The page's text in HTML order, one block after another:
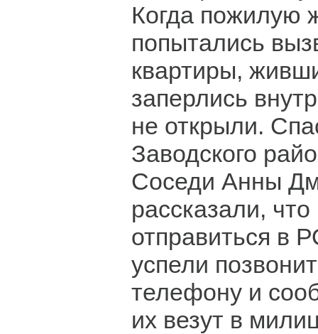
Когда пожилую
попытались
квартиры,
заперлись
не открыли.
Заводского
Соседи Анны
рассказали,
отправиться в
успели
телефону и
их везут в